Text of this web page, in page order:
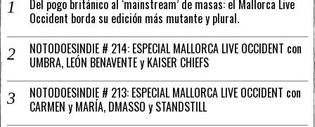
Del pogo británico al ‘mainstream’ de masas: el Mallorca Live
Occident borda su edición más mutante y plural.
NOTODOESINDIE # 214: ESPECIAL MALLORCA LIVE OCCIDENT con
UMBRA, LEÓN BENAVENTE y KAISER CHIEFS
NOTODOESINDIE # 213: ESPECIAL MALLORCA LIVE OCCIDENT con
CARMEN y MARÍA, DMASSO y STANDSTILL